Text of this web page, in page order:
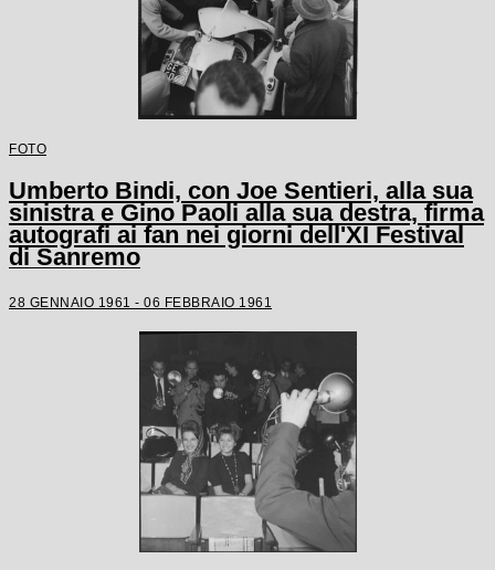
FOTO
Umberto Bindi, con Joe Sentieri, alla sua
sinistra e Gino Paoli alla sua destra, firma
autografi ai fan nei giorni dell'XI Festival
di Sanremo
28 GENNAIO 1961 - 06 FEBBRAIO 1961